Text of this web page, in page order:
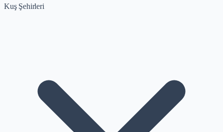
Kuş Şehirleri